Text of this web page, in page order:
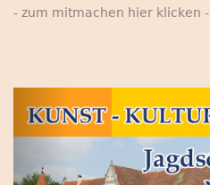
- zum mitmachen hier klicken -